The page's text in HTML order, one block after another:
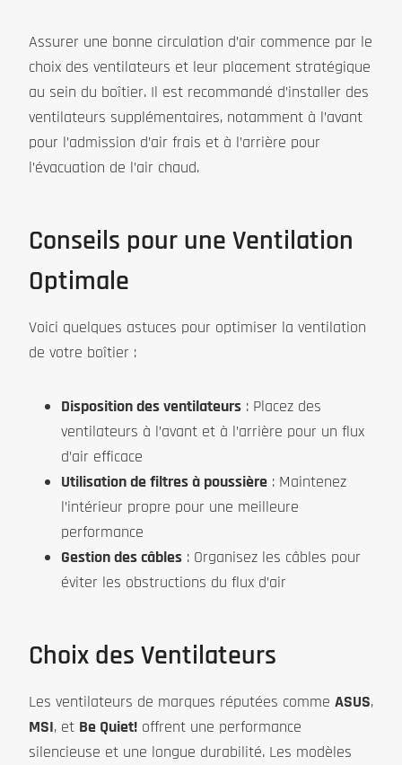
Assurer une bonne circulation d’air commence par le
choix des ventilateurs et leur placement stratégique
au sein du boîtier. Il est recommandé d’installer des
ventilateurs supplémentaires, notamment à l’avant
pour l’admission d’air frais et à l’arrière pour
l’évacuation de l’air chaud.
Conseils pour une Ventilation
Optimale
Voici quelques astuces pour optimiser la ventilation
de votre boîtier :
Disposition des ventilateurs : Placez des
ventilateurs à l’avant et à l’arrière pour un flux
d’air efficace
Utilisation de filtres à poussière : Maintenez
l’intérieur propre pour une meilleure
performance
Gestion des câbles : Organisez les câbles pour
éviter les obstructions du flux d’air
Choix des Ventilateurs
Les ventilateurs de marques réputées comme ASUS,
MSI, et Be Quiet! offrent une performance
silencieuse et une longue durabilité. Les modèles